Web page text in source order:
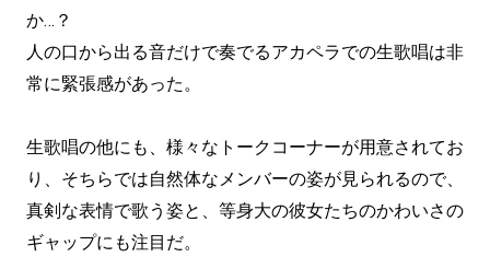
か…？
人の口から出る音だけで奏でるアカペラでの生歌唱は非
常に緊張感があった。
生歌唱の他にも、様々なトークコーナーが用意されてお
り、そちらでは自然体なメンバーの姿が見られるので、
真剣な表情で歌う姿と、等身大の彼女たちのかわいさの
ギャップにも注目だ。